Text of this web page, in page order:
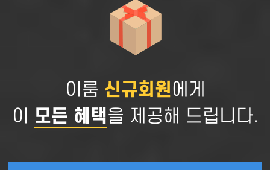
이룸 신규회원에게
이 모든 혜택을 제공해 드립니다.